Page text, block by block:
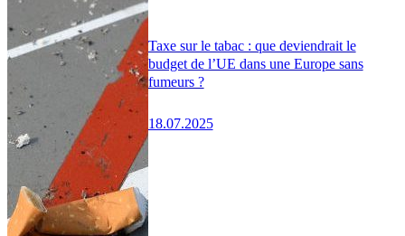
Taxe sur le tabac : que deviendrait le
budget de l’UE dans une Europe sans
fumeurs ?
18.07.2025